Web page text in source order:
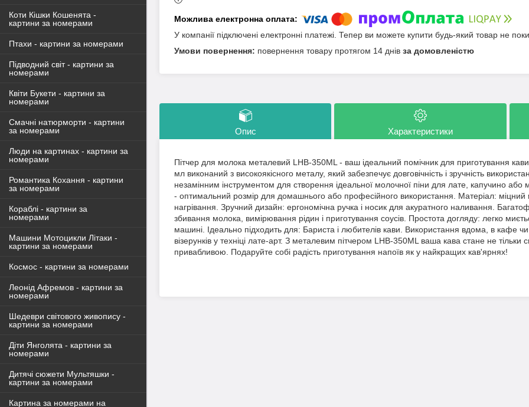
У компанії підключені електронні платежі. Тепер ви можете купити будь-який товар не
повернення товару протягом 14 днів за домовленістю
Опис Характеристики
Пітчер для молока металевий LHB-350ML - ваш ідеальний помічник для приготування
мл виконаний з високоякісного металу, який забезпечує довговічність і зручність
незамінним інструментом для створення ідеальної молочної піни для лате, капучино
- оптимальний розмір для домашнього або професійного використання. Матеріал: міцний
нагрівання. Зручний дизайн: ергономічна ручка і носик для акуратного наливання.
збивання молока, вимірювання рідин і приготування соусів. Простота догляду: легко
машині. Ідеально підходить для: Бариста і любителів кави. Використання вдома, в кафе
візерунків у техніці лате-арт. З металевим пітчером LHB-350ML ваша кава стане не
привабливою. Подаруйте собі радість приготування напоїв як у найкращих кав'ярнях!
Коти Кішки Кошенята -
картини за номерами
Птахи - картини за номерами
Підводний світ - картини за
номерами
Квіти Букети - картини за
номерами
Смачні натюрморти - картини
за номерами
Люди на картинах - картини за
номерами
Романтика Кохання - картини
за номерами
Кораблі - картини за
номерами
Машини Мотоцикли Літаки -
картини за номерами
Космос - картини за номерами
Леонід Афремов - картини за
номерами
Шедеври світового живопису -
картини за номерами
Діти Янголята - картини за
номерами
Дитячі сюжети Мультяшки -
картини за номерами
Картина за номерами на